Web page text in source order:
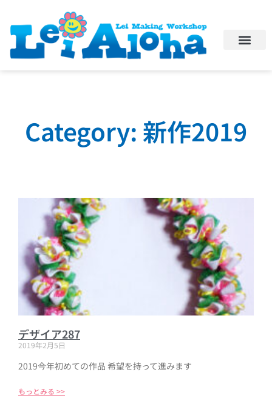
Category: 新作2019
デザイア287
2019年2月5日
2019今年初めての作品 希望を持って進みます
もっとみる >>